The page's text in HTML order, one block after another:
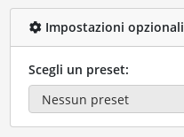
Impostazioni opzionali
Scegli un preset: